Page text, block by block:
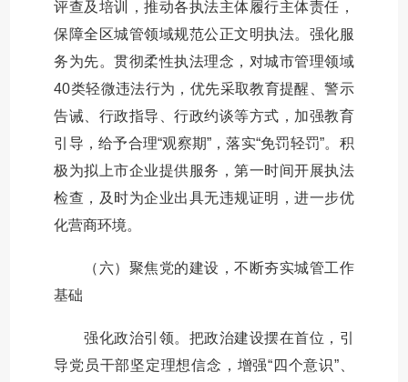
评查及培训，推动各执法主体履行主体责任，
保障全区城管领域规范公正文明执法。强化服
务为先。贯彻柔性执法理念，对城市管理领域
40类轻微违法行为，优先采取教育提醒、警示
告诫、行政指导、行政约谈等方式，加强教育
引导，给予合理“观察期”，落实“免罚轻罚”。积
极为拟上市企业提供服务，第一时间开展执法
检查，及时为企业出具无违规证明，进一步优
化营商环境。
（六）聚焦党的建设，不断夯实城管工作
基础
强化政治引领。把政治建设摆在首位，引
导党员干部坚定理想信念，增强“四个意识”、